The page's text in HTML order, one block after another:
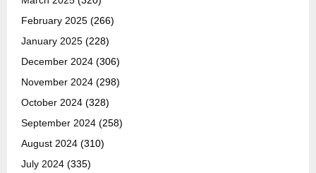
February 2025 (266)
January 2025 (228)
December 2024 (306)
November 2024 (298)
October 2024 (328)
September 2024 (258)
August 2024 (310)
July 2024 (335)